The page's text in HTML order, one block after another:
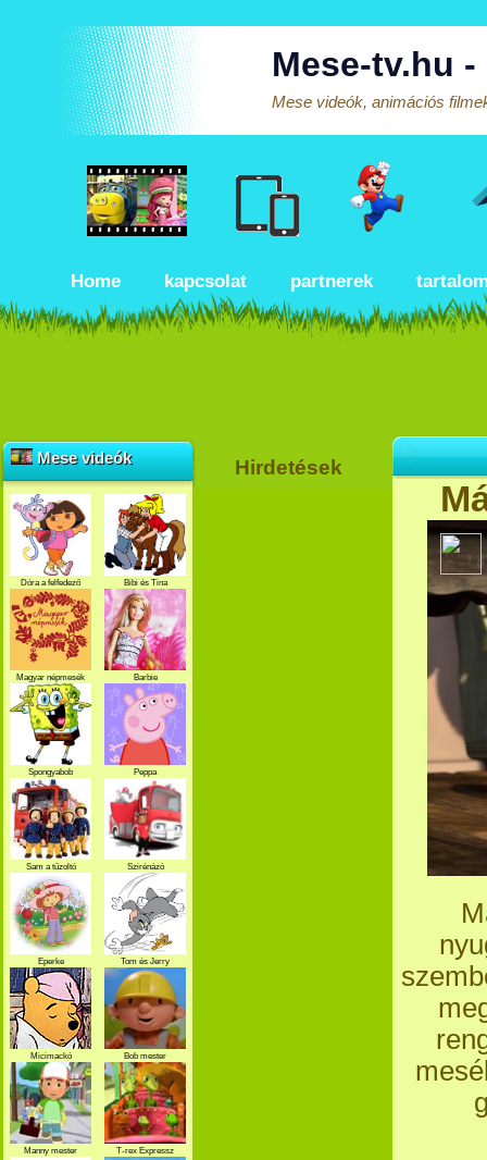
Mese-tv.hu
Mese videók, animációs
Home kapcsolat partnerek
Mese videók
Dóra a felfedező Bibi és Tina
Magyar népmesék Barbie
Spongyabob Peppa
Sam a tűzoltó
Szirénázó
szupercsapat
Eperke Tom és Jerry
Micimackó Bob mester
Manny mester T-rex Expressz
Hirdetések